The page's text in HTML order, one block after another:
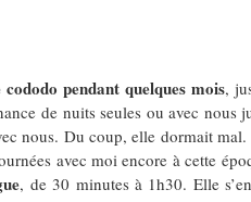
cododo pendant quelques mois,
de nuits seules ou avec nous
nous. Du coup, elle dormait
avec moi encore à cette
, de 30 minutes à 1h30. Elle